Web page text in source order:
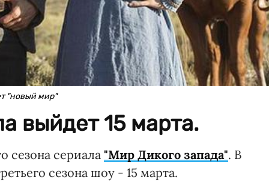
"новый мир"
выйдет 15 марта.
сезона сериала "Мир Дикого запада". В
сезона шоу - 15 марта.